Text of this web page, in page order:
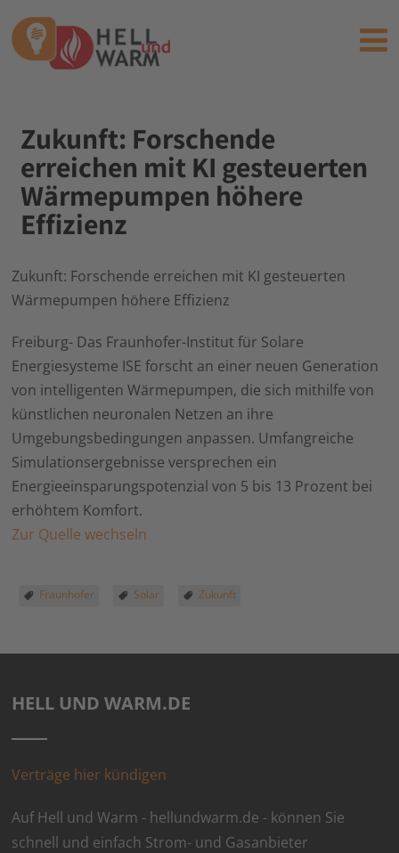
Zukunft: Forschende
erreichen mit KI gesteuerten
Wärmepumpen höhere
Effizienz
Zukunft: Forschende erreichen mit KI gesteuerten
Wärmepumpen höhere Effizienz
Freiburg- Das Fraunhofer-Institut für Solare
Energiesysteme ISE forscht an einer neuen Generation
von intelligenten Wärmepumpen, die sich mithilfe von
künstlichen neuronalen Netzen an ihre
Umgebungsbedingungen anpassen. Umfangreiche
Simulationsergebnisse versprechen ein
Energieeinsparungspotenzial von 5 bis 13 Prozent bei
erhöhtem Komfort.
Zur Quelle wechseln
Fraunhofer Solar Zukunft
HELL UND WARM.DE
Verträge hier kündigen
Auf Hell und Warm - hellundwarm.de - können Sie
schnell und einfach Strom- und Gasanbieter